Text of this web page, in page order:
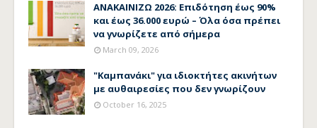
ΑΝΑΚΑΙΝΙΖΩ 2026: Επιδότηση έως 90%
και έως 36.000 ευρώ – Όλα όσα πρέπει
να γνωρίζετε από σήμερα
March 09, 2026
"Καμπανάκι" για ιδιοκτήτες ακινήτων
με αυθαιρεσίες που δεν γνωρίζουν
October 16, 2025